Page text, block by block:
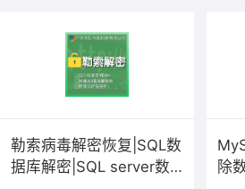
勒索病毒解密恢复|SQL数
据库解密|SQL server数
除